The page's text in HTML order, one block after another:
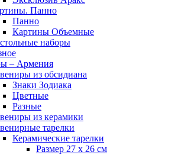
Панно
Панно
Картины Объемные
наборы
– Армения
из обсидиана
Знаки Зодиака
Цветные
Разные
из керамики
тарелки
Керамические тарелки
Размер 27 х 26 см